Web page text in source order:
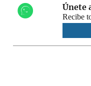
Únete
Recibe